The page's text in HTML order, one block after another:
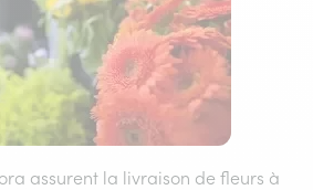
assurent la livraison de fleurs à